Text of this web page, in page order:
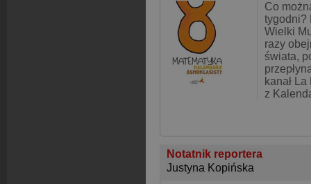
Co
tygodni?
Wielki
razy
świata,
kanał
z
Notatnik reportera
Justyna Kopińska